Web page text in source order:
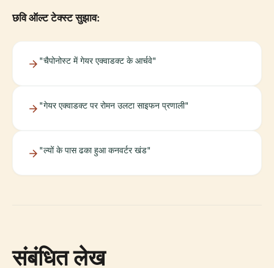
छवि ऑल्ट टेक्स्ट सुझाव:
"चैपोनोस्ट में गेयर एक्वाडक्ट के आर्चवे"
"गेयर एक्वाडक्ट पर रोमन उलटा साइफन प्रणाली"
"ल्यों के पास ढका हुआ कनवर्टर खंड"
संबंधित लेख